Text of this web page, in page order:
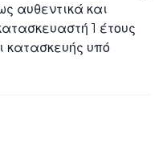
αυθεντικά και
1 έτους
κατασκευής υπό